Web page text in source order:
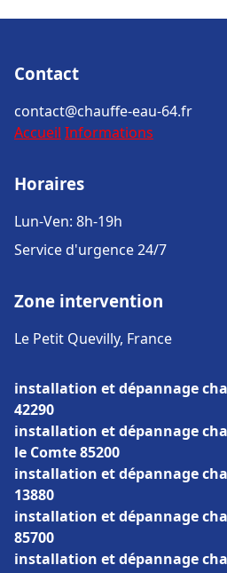
Contact
contact@chauffe-eau-64.fr
Accueil Informations
Horaires
Lun-Ven: 8h-19h
Service d'urgence 24/7
Zone intervention
Le Petit Quevilly, France
installation et dépannage
42290
installation et dépannage
le Comte 85200
installation et dépannage
13880
installation et dépannage
85700
installation et dépannage